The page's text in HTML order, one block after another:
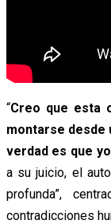
“Creo que esta
montarse desde
verdad es que
a su juicio, el
profunda”,
contradicciones